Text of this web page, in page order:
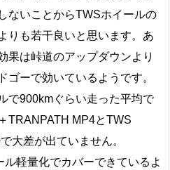
ないことからTWSホイールの
りも若干良いと思います。あ
果は峠道のアップダウンより
ゴーで効いているようです。
で900kmぐらい走った平均で
TRANPATH MP4とTWS
大差が出ていません。
軽量化でカバーできているよ